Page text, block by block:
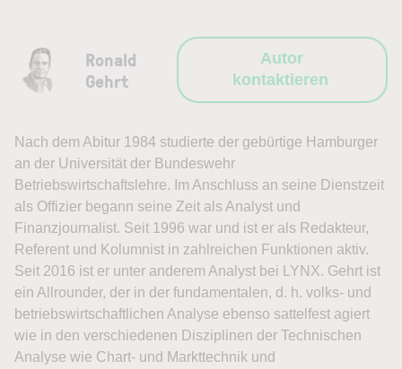
Ronald
Gehrt
Autor
kontaktieren
Nach dem Abitur 1984 studierte der gebürtige Hamburger
an der Universität der Bundeswehr
Betriebswirtschaftslehre. Im Anschluss an seine Dienstzeit
als Offizier begann seine Zeit als Analyst und
Finanzjournalist. Seit 1996 war und ist er als Redakteur,
Referent und Kolumnist in zahlreichen Funktionen aktiv.
Seit 2016 ist er unter anderem Analyst bei LYNX. Gehrt ist
ein Allrounder, der in der fundamentalen, d. h. volks- und
betriebswirtschaftlichen Analyse ebenso sattelfest agiert
wie in den verschiedenen Disziplinen der Technischen
Analyse wie Chart- und Markttechnik und